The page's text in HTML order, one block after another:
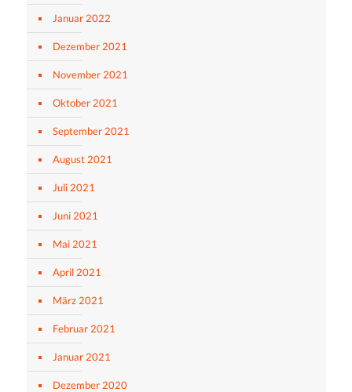
Januar 2022
Dezember 2021
November 2021
Oktober 2021
September 2021
August 2021
Juli 2021
Juni 2021
Mai 2021
April 2021
März 2021
Februar 2021
Januar 2021
Dezember 2020